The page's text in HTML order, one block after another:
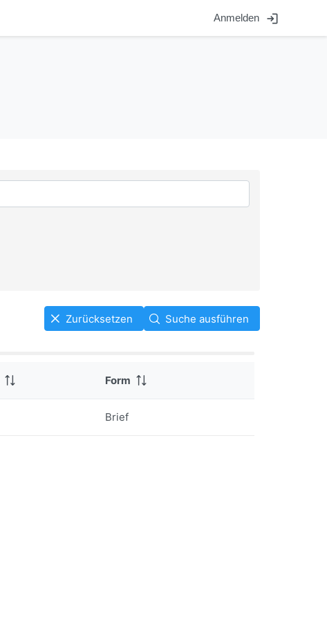
Anmelden login
Zurücksetzen Suche ausführen
Form
Brief